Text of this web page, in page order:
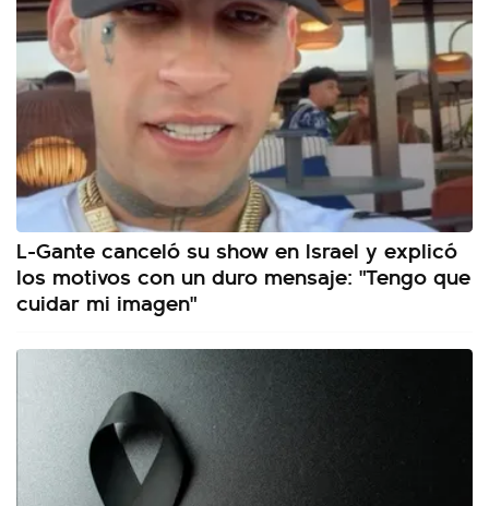
L-Gante canceló su show en Israel y explicó
los motivos con un duro mensaje: "Tengo que
cuidar mi imagen"